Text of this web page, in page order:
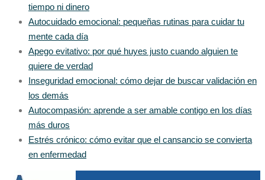
tiempo ni dinero
Autocuidado emocional: pequeñas rutinas para cuidar tu
mente cada día
Apego evitativo: por qué huyes justo cuando alguien te
quiere de verdad
Inseguridad emocional: cómo dejar de buscar validación en
los demás
Autocompasión: aprende a ser amable contigo en los días
más duros
Estrés crónico: cómo evitar que el cansancio se convierta
en enfermedad